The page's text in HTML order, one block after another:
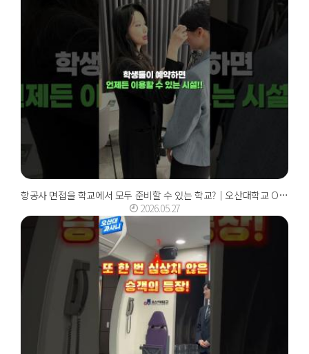
항공사 면접을 학교에서 모두 준비할 수 있는 학교?｜오산대학교 Osan University
2026.05.27